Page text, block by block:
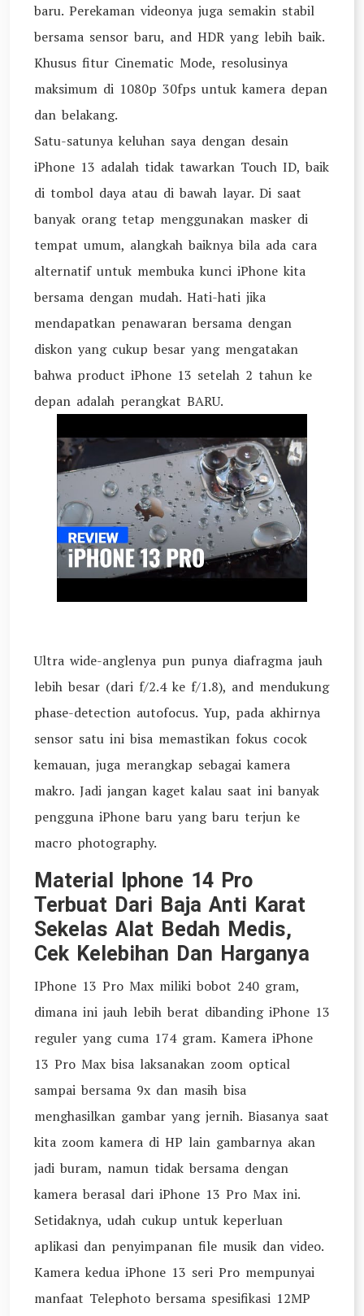
baru. Perekaman videonya juga semakin stabil
bersama sensor baru, and HDR yang lebih baik.
Khusus fitur Cinematic Mode, resolusinya
maksimum di 1080p 30fps untuk kamera depan
dan belakang.
Satu-satunya keluhan saya dengan desain
iPhone 13 adalah tidak tawarkan Touch ID, baik
di tombol daya atau di bawah layar. Di saat
banyak orang tetap menggunakan masker di
tempat umum, alangkah baiknya bila ada cara
alternatif untuk membuka kunci iPhone kita
bersama dengan mudah. Hati-hati jika
mendapatkan penawaran bersama dengan
diskon yang cukup besar yang mengatakan
bahwa product iPhone 13 setelah 2 tahun ke
depan adalah perangkat BARU.
Ultra wide-anglenya pun punya diafragma jauh
lebih besar (dari f/2.4 ke f/1.8), and mendukung
phase-detection autofocus. Yup, pada akhirnya
sensor satu ini bisa memastikan fokus cocok
kemauan, juga merangkap sebagai kamera
makro. Jadi jangan kaget kalau saat ini banyak
pengguna iPhone baru yang baru terjun ke
macro photography.
Material Iphone 14 Pro
Terbuat Dari Baja Anti Karat
Sekelas Alat Bedah Medis,
Cek Kelebihan Dan Harganya
IPhone 13 Pro Max miliki bobot 240 gram,
dimana ini jauh lebih berat dibanding iPhone 13
reguler yang cuma 174 gram. Kamera iPhone
13 Pro Max bisa laksanakan zoom optical
sampai bersama 9x dan masih bisa
menghasilkan gambar yang jernih. Biasanya saat
kita zoom kamera di HP lain gambarnya akan
jadi buram, namun tidak bersama dengan
kamera berasal dari iPhone 13 Pro Max ini.
Setidaknya, udah cukup untuk keperluan
aplikasi dan penyimpanan file musik dan video.
Kamera kedua iPhone 13 seri Pro mempunyai
manfaat Telephoto bersama spesifikasi 12MP